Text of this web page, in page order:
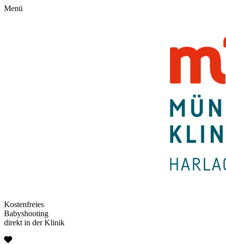
Menü
Kostenfreies
Babyshooting
direkt in der Klinik